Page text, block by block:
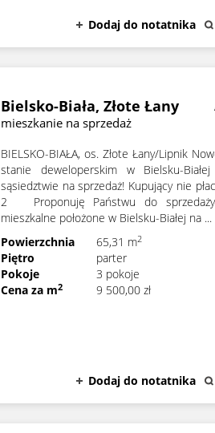
Dodaj do notatnika
Bielsko-Biała, Złote Łany
mieszkanie na sprzedaż
BIELSKO-BIAŁA, os. Złote Łany/Lipnik
stanie deweloperskim w Bielsku-
sąsiedztwie na sprzedaż! Kupujący nie
2 Proponuję Państwu do
mieszkalne położone w Bielsku-Białej na ...
Powierzchnia
65,31 m2
Piętro
parter
Pokoje
3 pokoje
Cena za m2 9 500,00 zł
Dodaj do notatnika